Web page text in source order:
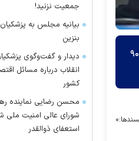
سینما در سراسر کشور فعال بود که در این مدت این میزان به ۹۰۰
۰
جمعیت نزنید!
بیانیه مجلس به
بنزین
دیدار و گفت‌وگوی
انقلاب درباره مسائل
کشور
محسن رضایی نماینده
شورای عالی امنیت ملی
استعفای ذوالقدر